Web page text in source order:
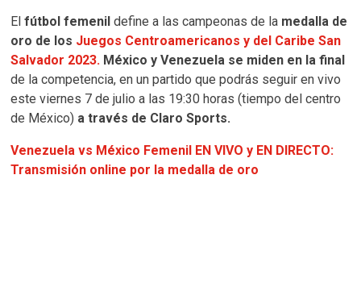
Elfútbol femenil define a las campeonas de la medalla de
oro de los Juegos Centroamericanos y del Caribe San
Salvador 2023. México y Venezuela se miden en la final
de la competencia, en un partido que podrás seguir en vivo
este viernes 7 de julio a las 19:30 horas (tiempo del centro
de México) a través de Claro Sports.
Venezuela vs México Femenil EN VIVO y EN DIRECTO:
Transmisión online por la medalla de oro